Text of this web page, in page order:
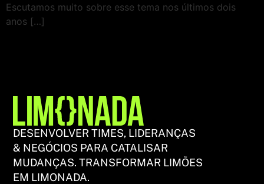
Escutamos muito sobre esse tema nos últimos dois
anos […]
DESENVOLVER TIMES, LIDERANÇAS
& NEGÓCIOS PARA CATALISAR
MUDANÇAS. TRANSFORMAR LIMÕES
EM LIMONADA.